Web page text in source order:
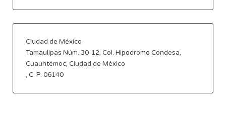
Ciudad de México
Tamaulipas Núm. 30-12, Col. Hipodromo Condesa,
Cuauhtémoc, Ciudad de México
, C. P. 06140